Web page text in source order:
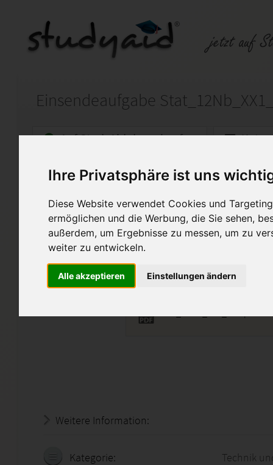
Ihre Privatsphäre ist uns
Diese Website verwendet Cookies und
ermöglichen und die Werbung, die Sie sehen,
außerdem, um Ergebnisse zu messen, um zu
weiter zu entwickeln.
Alle akzeptieren Einstellungen ändern
Einsendeaufgabe
Auf StudyAid.de verkaufen
Startseite Technik und Informatik
statische Berechnungen
Komplette Lösung mit
Weitere Information:
Kategorie: Technik